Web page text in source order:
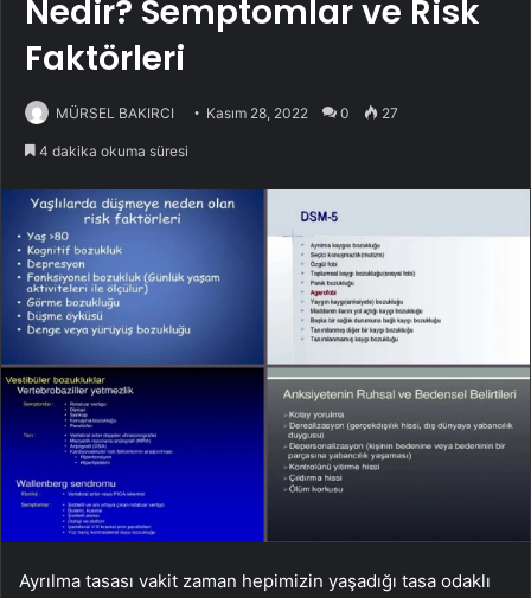
Nedir? Semptomlar ve Risk
Faktörleri
MÜRSEL BAKIRCI Kasım 28, 2022 0 27
4 dakika okuma süresi
Ayrılma tasası vakit zaman hepimizin yaşadığı tasa odaklı